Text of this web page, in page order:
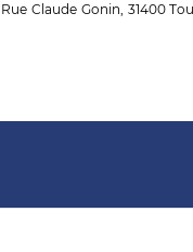
Claude Gonin, 31400